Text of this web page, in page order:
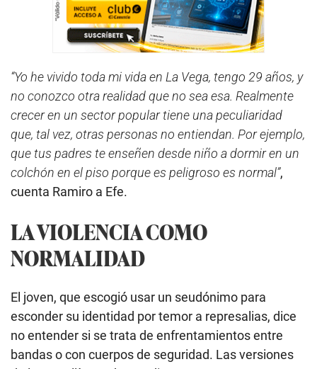
“Yo he vivido toda mi vida en La Vega, tengo 29 años, y
no conozco otra realidad que no sea esa. Realmente
crecer en un sector popular tiene una peculiaridad
que, tal vez, otras personas no entiendan. Por ejemplo,
que tus padres te enseñen desde niño a dormir en un
colchón en el piso porque es peligroso es normal”,
cuenta Ramiro a Efe.
LA VIOLENCIA COMO
NORMALIDAD
El joven, que escogió usar un seudónimo para
esconder su identidad por temor a represalias, dice
no entender si se trata de enfrentamientos entre
bandas o con cuerpos de seguridad. Las versiones